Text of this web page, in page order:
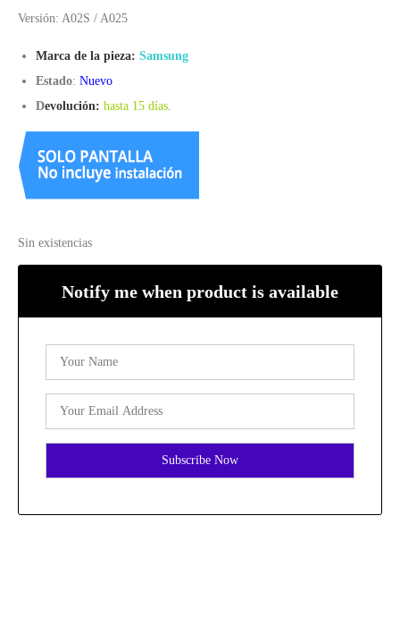
Versión: A02S / A025
Marca de la pieza: Samsung
Estado: Nuevo
Devolución: hasta 15 días.
Sin existencias
Notify me when product is available